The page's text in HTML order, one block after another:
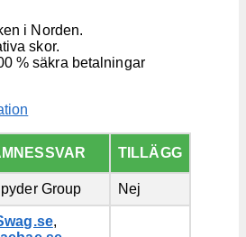
i Norden.
skor.
% säkra betalningar
TILLÄGG
Group Nej
,